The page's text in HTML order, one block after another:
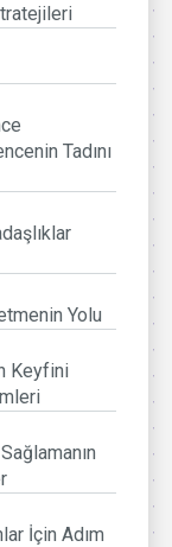
Tadını
Yolu
Keyfini
İçin Adım